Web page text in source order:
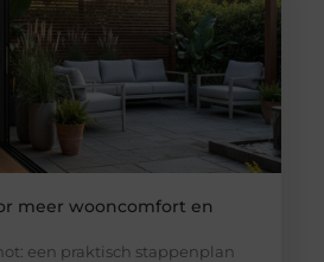
meer wooncomfort en
een praktisch stappenplan